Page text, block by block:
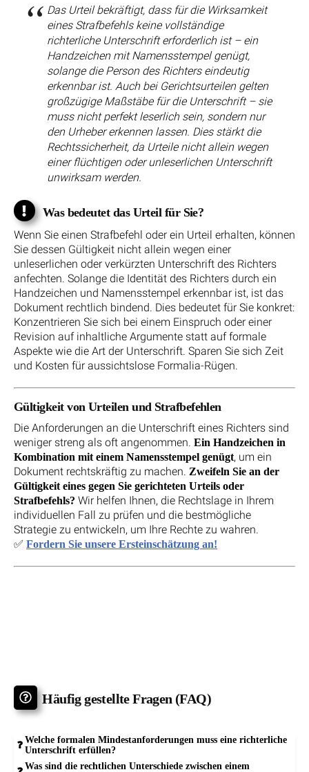
Das Urteil bekräftigt, dass für die Wirksamkeit
eines Strafbefehls keine vollständige
richterliche Unterschrift erforderlich ist – ein
Handzeichen mit Namensstempel genügt,
solange die Person des Richters eindeutig
erkennbar ist. Auch bei Gerichtsurteilen gelten
großzügige Maßstäbe für die Unterschrift – sie
muss nicht perfekt leserlich sein, sondern nur
den Urheber erkennen lassen. Dies stärkt die
Rechtssicherheit, da Urteile nicht allein wegen
einer flüchtigen oder unleserlichen Unterschrift
unwirksam werden.
Was bedeutet das Urteil für Sie?
Wenn Sie einen Strafbefehl oder ein Urteil erhalten, können
Sie dessen Gültigkeit nicht allein wegen einer
unleserlichen oder verkürzten Unterschrift des Richters
anfechten. Solange die Identität des Richters durch ein
Handzeichen und Namensstempel erkennbar ist, ist das
Dokument rechtlich bindend. Dies bedeutet für Sie konkret:
Konzentrieren Sie sich bei einem Einspruch oder einer
Revision auf inhaltliche Argumente statt auf formale
Aspekte wie die Art der Unterschrift. Sparen Sie sich Zeit
und Kosten für aussichtslose Formalia-Rügen.
Gültigkeit von Urteilen und Strafbefehlen
Die Anforderungen an die Unterschrift eines Richters sind
weniger streng als oft angenommen. Ein Handzeichen in
Kombination mit einem Namensstempel genügt, um ein
Dokument rechtskräftig zu machen. Zweifeln Sie an der
Gültigkeit eines gegen Sie gerichteten Urteils oder
Strafbefehls? Wir helfen Ihnen, die Rechtslage in Ihrem
individuellen Fall zu prüfen und die bestmögliche
Strategie zu entwickeln, um Ihre Rechte zu wahren.
✅ Fordern Sie unsere Ersteinschätzung an!
Häufig gestellte Fragen (FAQ)
Welche formalen Mindestanforderungen muss eine richterliche
Unterschrift erfüllen?
Was sind die rechtlichen Unterschiede zwischen einem